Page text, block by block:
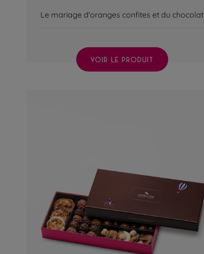
Le mariage d'oranges confites et du chocolat
VOIR LE PRODUIT